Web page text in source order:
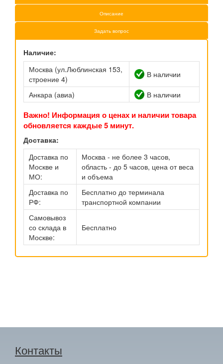
Описание
Задать вопрос
Наличие:
Москва (ул.Люблинская 153,
строение 4)
В наличии
Анкара (авиа) В наличии
Важно! Информация о ценах и наличии товара
обновляется каждые 5 минут.
Доставка:
Доставка по
Москве и
МО:
Москва - не более 3 часов,
область - до 5 часов, цена от веса
и объема
Доставка по
РФ:
Бесплатно до терминала
транспортной компании
Самовывоз
со склада в
Москве:
Бесплатно
Контакты